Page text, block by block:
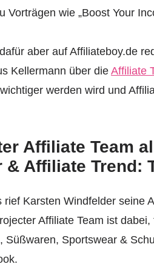
Vorträgen wie „Boost Your
aber auf Affiliateboy.de
Kellermann über die Affiliate
werden wird und
Affiliate Team
Affiliate Trend:
rief Karsten Windfelder seine
Affiliate Team ist
Süßwaren, Sportswear &